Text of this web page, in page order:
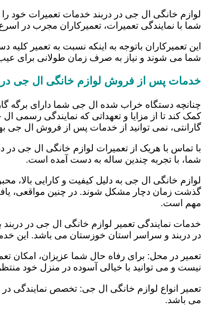
لوازم خانگی ال جی در دربند خدمات تعمیرات خود
شما با نمایندگی تعمیرات، تعمیرکاران مجرب در
این تعمیرکاران باتوجه به اینکه نسبت به تعمیر
شما می شوند و نیاز به صرف زمان طولانی برای
خدمات پس از فروش لوازم خانگی ال جی در
چنانچه دستگاه خراب شده ال جی شما دارای برگه
کمک کند تا از مزایا و تعهداتی که نمایندگی رسمی ال
گارانتی، نمی توانید از خدمات پس از فروش ال جی
با تماس با هریک از تعمیرات لوازم خانگی ال جی در
شما، با تجربه چندین ساله به دست آمده است.
لوازم خانگی ال جی به دلیل کیفیت و کارایی بالا،
گذشت زمان دچار مشکل شوند. در چنین مواقعی،
مهم است.
خدمات نمایندگی تعمیر لوازم خانگی ال جی در
در دربند و سراسر استان خوزستان می باشد. این
تعمیر در محل: برای رفاه حال شما عزیزان، امکان
نیست و می توانید با خیالی آسوده در منزل خود
تعمیر انواع لوازم خانگی ال جی: تخصص نمایندگی
می باشد.